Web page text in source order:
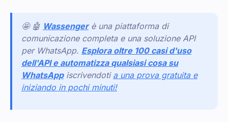
🤩 🤖 Wassenger è una piattaforma di
comunicazione completa e una soluzione API
per WhatsApp. Esplora oltre 100 casi d'uso
dell'API e automatizza qualsiasi cosa su
WhatsApp iscrivendoti a una prova gratuita e
iniziando in pochi minuti!